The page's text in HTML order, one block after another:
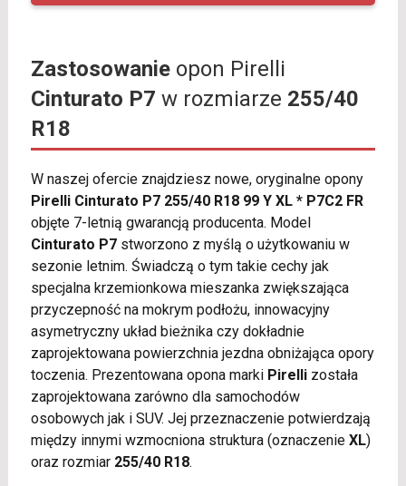
Zastosowanieopon Pirelli
Cinturato P7 w rozmiarze 255/40
R18
W naszej ofercie znajdziesz nowe, oryginalne opony
Pirelli Cinturato P7 255/40 R18 99 Y XL * P7C2 FR
objęte 7-letnią gwarancją producenta. Model
Cinturato P7stworzono z myślą o użytkowaniu w
sezonie letnim. Świadczą o tym takie cechy jak
specjalna krzemionkowa mieszanka zwiększająca
przyczepność na mokrym podłożu, innowacyjny
asymetryczny układ bieżnika czy dokładnie
zaprojektowana powierzchnia jezdna obniżająca opory
toczenia. Prezentowana opona marki Pirellizostała
zaprojektowana zarówno dla samochodów
osobowych jak i SUV. Jej przeznaczenie potwierdzają
między innymi wzmocniona struktura (oznaczenie XL)
oraz rozmiar 255/40 R18.